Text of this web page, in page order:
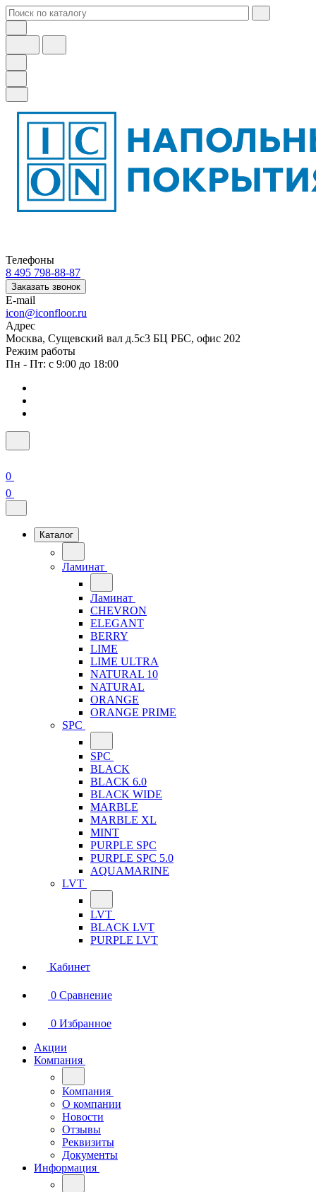
Телефоны
8 495 798-88-87
Заказать звонок
E-mail
icon@iconfloor.ru
Адрес
Москва, Сущевский вал д.5с3 БЦ РБС, офис 202
Режим работы
Пн - Пт: с 9:00 до 18:00
0
0
Каталог
Ламинат
Ламинат
CHEVRON
ELEGANT
BERRY
LIME
LIME ULTRA
NATURAL 10
NATURAL
ORANGE
ORANGE PRIME
SPC
SPC
BLACK
BLACK 6.0
BLACK WIDE
MARBLE
MARBLE XL
MINT
PURPLE SPC
PURPLE SPC 5.0
AQUAMARINE
LVT
LVT
BLACK LVT
PURPLE LVT
Кабинет
0 Сравнение
0 Избранное
Акции
Компания
Компания
О компании
Новости
Отзывы
Реквизиты
Документы
Информация